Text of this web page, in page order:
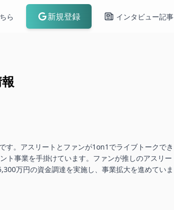
ら 新規登録 インタビュー記事
。アスリートとファンが1on1でライブトークでき
ト事業を手掛けています。ファンが推しのアスリー
万円の資金調達を実施し、事業拡大を進めていま